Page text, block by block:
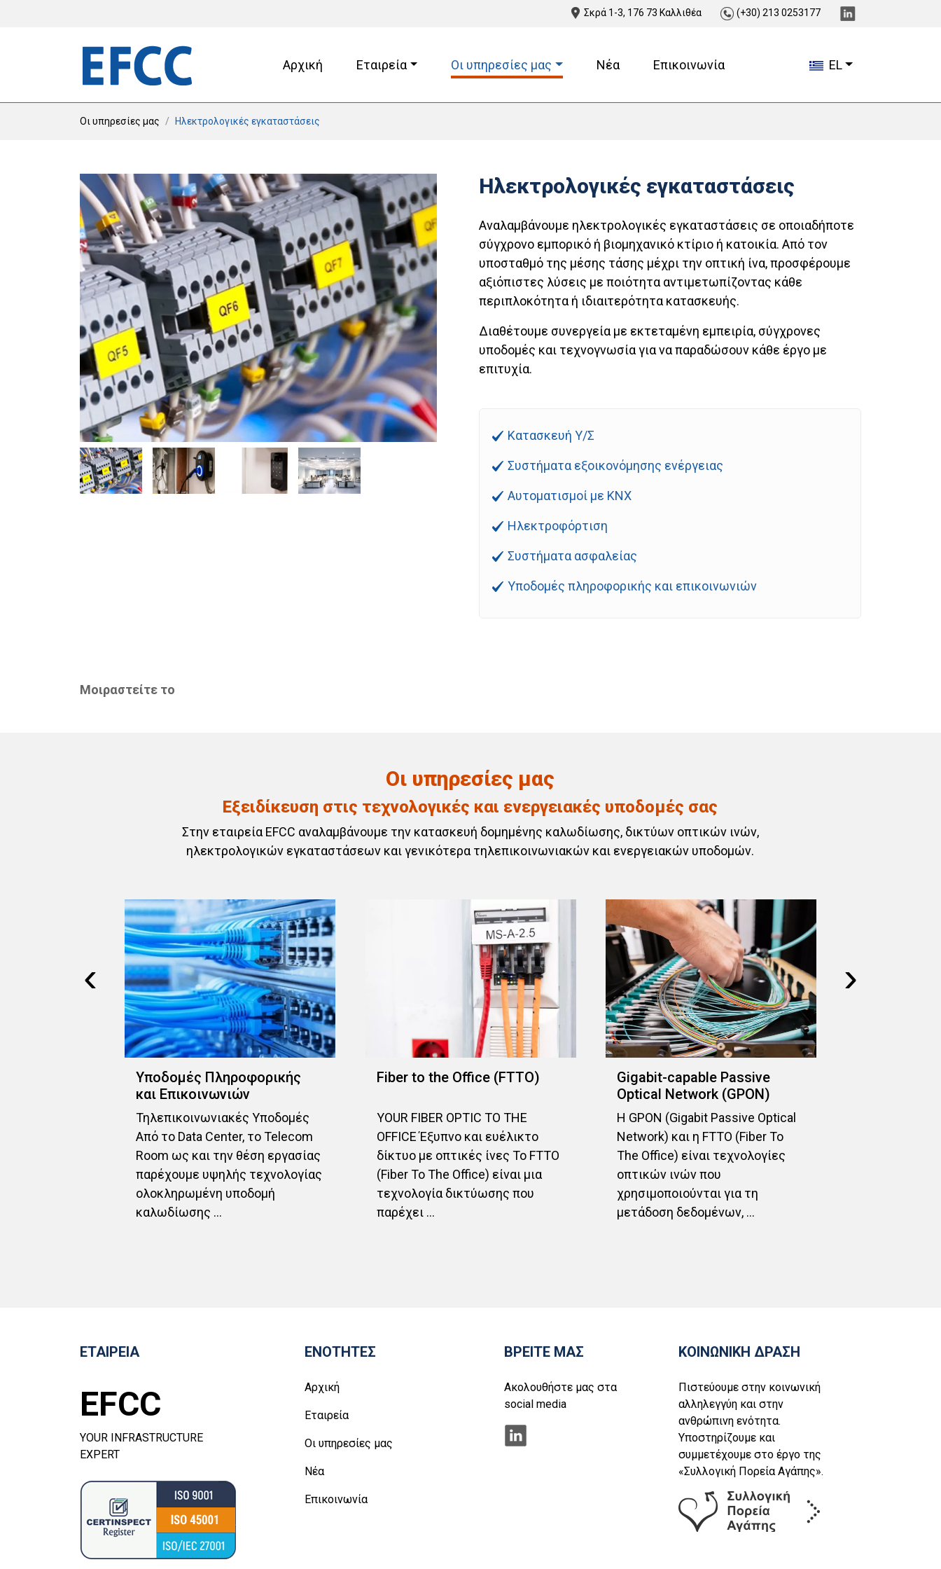
Σκρά 1-3, 176 73 Καλλιθέα (+30) 213 0253177
Αρχική Εταιρεία Οι υπηρεσίες μας Νέα Επικοινωνία EL
Οι υπηρεσίες μας Ηλεκτρολογικές εγκαταστάσεις
Ηλεκτρολογικές εγκαταστάσεις
Αναλαμβάνουμε ηλεκτρολογικές εγκαταστάσεις σε οποιαδήποτε
σύγχρονο εμπορικό ή βιομηχανικό κτίριο ή κατοικία. Από τον
υποσταθμό της μέσης τάσης μέχρι την οπτική ίνα, προσφέρουμε
αξιόπιστες λύσεις με ποιότητα αντιμετωπίζοντας κάθε
περιπλοκότητα ή ιδιαιτερότητα κατασκευής.
Διαθέτουμε συνεργεία με εκτεταμένη εμπειρία, σύγχρονες
υποδομές και τεχνογνωσία για να παραδώσουν κάθε έργο με
επιτυχία.
Κατασκευή Υ/Σ
Συστήματα εξοικονόμησης ενέργειας
Αυτοματισμοί με KNX
Ηλεκτροφόρτιση
Συστήματα ασφαλείας
Υποδομές πληροφορικής και επικοινωνιών
Μοιραστείτε το
Οι υπηρεσίες μας
Εξειδίκευση στις τεχνολογικές και ενεργειακές υποδομές σας
Στην εταιρεία EFCC αναλαμβάνουμε την κατασκευή δομημένης καλωδίωσης, δικτύων οπτικών ινών,
ηλεκτρολογικών εγκαταστάσεων και γενικότερα τηλεπικοινωνιακών και ενεργειακών υποδομών.
Υποδομές Πληροφορικής
και Επικοινωνιών
Τηλεπικοινωνιακές Υποδομές
Από το Data Center, το Telecom
Room ως και την θέση εργασίας
παρέχουμε υψηλής τεχνολογίας
ολοκληρωμένη υποδομή
καλωδίωσης ...
Fiber to the Office (FTTO)
YOUR FIBER OPTIC TO THE
OFFICE Έξυπνο και ευέλικτο
δίκτυο με οπτικές ίνες Το FTTO
(Fiber To The Office) είναι μια
τεχνολογία δικτύωσης που
παρέχει ...
Gigabit-capable Passive
Optical Network (GPON)
Η GPON (Gigabit Passive Optical
Network) και η FTTO (Fiber To
The Office) είναι τεχνολογίες
οπτικών ινών που
χρησιμοποιούνται για τη
μετάδοση δεδομένων, ...
‹ ›
ΕΤΑΙΡΕΙΑ
EFCC
YOUR INFRASTRUCTURE
EXPERT
ΕΝΟΤΗΤΕΣ
Αρχική
Εταιρεία
Οι υπηρεσίες μας
Νέα
Επικοινωνία
ΒΡΕΙΤΕ ΜΑΣ
Ακολουθήστε μας στα
social media
ΚΟΙΝΩΝΙΚΗ ΔΡΑΣΗ
Πιστεύουμε στην κοινωνική
αλληλεγγύη και στην
ανθρώπινη ενότητα.
Υποστηρίζουμε και
συμμετέχουμε στο έργο της
«Συλλογική Πορεία Αγάπης».